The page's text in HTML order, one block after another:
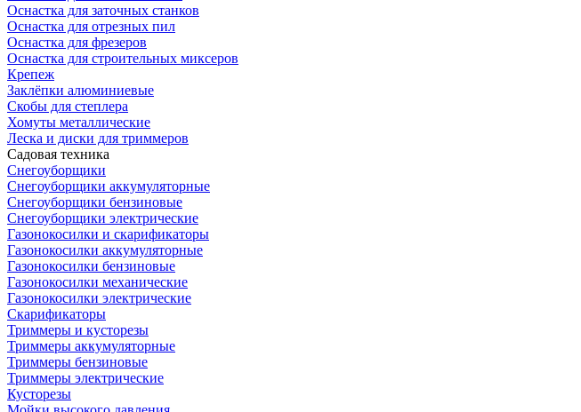
Оснастка для заточных станков
Оснастка для отрезных пил
Оснастка для фрезеров
Оснастка для строительных миксеров
Крепеж
Заклёпки алюминиевые
Скобы для степлера
Хомуты металлические
Леска и диски для триммеров
Садовая техника
Снегоуборщики
Снегоуборщики аккумуляторные
Снегоуборщики бензиновые
Снегоуборщики электрические
Газонокосилки и скарификаторы
Газонокосилки аккумуляторные
Газонокосилки бензиновые
Газонокосилки механические
Газонокосилки электрические
Скарификаторы
Триммеры и кусторезы
Триммеры аккумуляторные
Триммеры бензиновые
Триммеры электрические
Кусторезы